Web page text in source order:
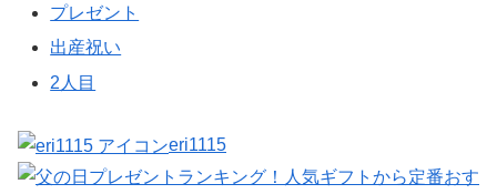
プレゼント
出産祝い
2人目
eri1115